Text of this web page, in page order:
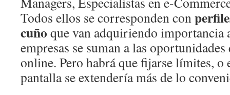
Todos ellos se corresponden con
cuño que van adquiriendo importancia
empresas se suman a las
online. Pero habrá que fijarse límites, o
pantalla se extendería más de lo